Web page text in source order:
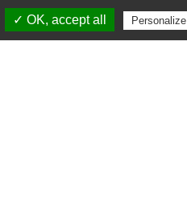
✓ OK, accept all Personalize